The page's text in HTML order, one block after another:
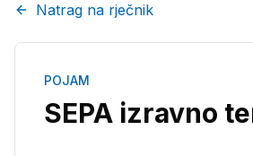
Natrag na rječnik
POJAM
SEPA izravno